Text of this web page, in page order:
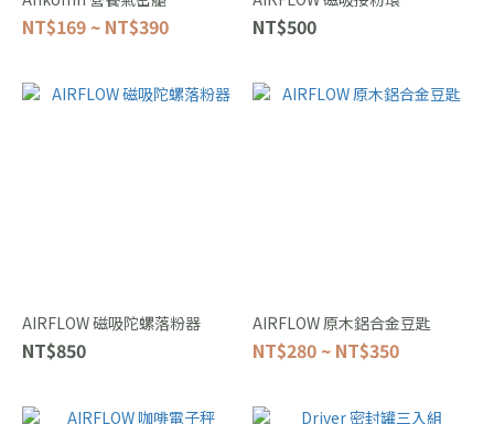
NT$169 ~ NT$390 NT$500
AIRFLOW 磁吸陀螺落粉器
NT$850
AIRFLOW 原木鋁合金豆匙
NT$280 ~ NT$350